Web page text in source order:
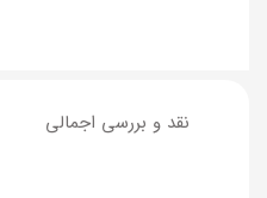
نقد و بررسی اجمالی